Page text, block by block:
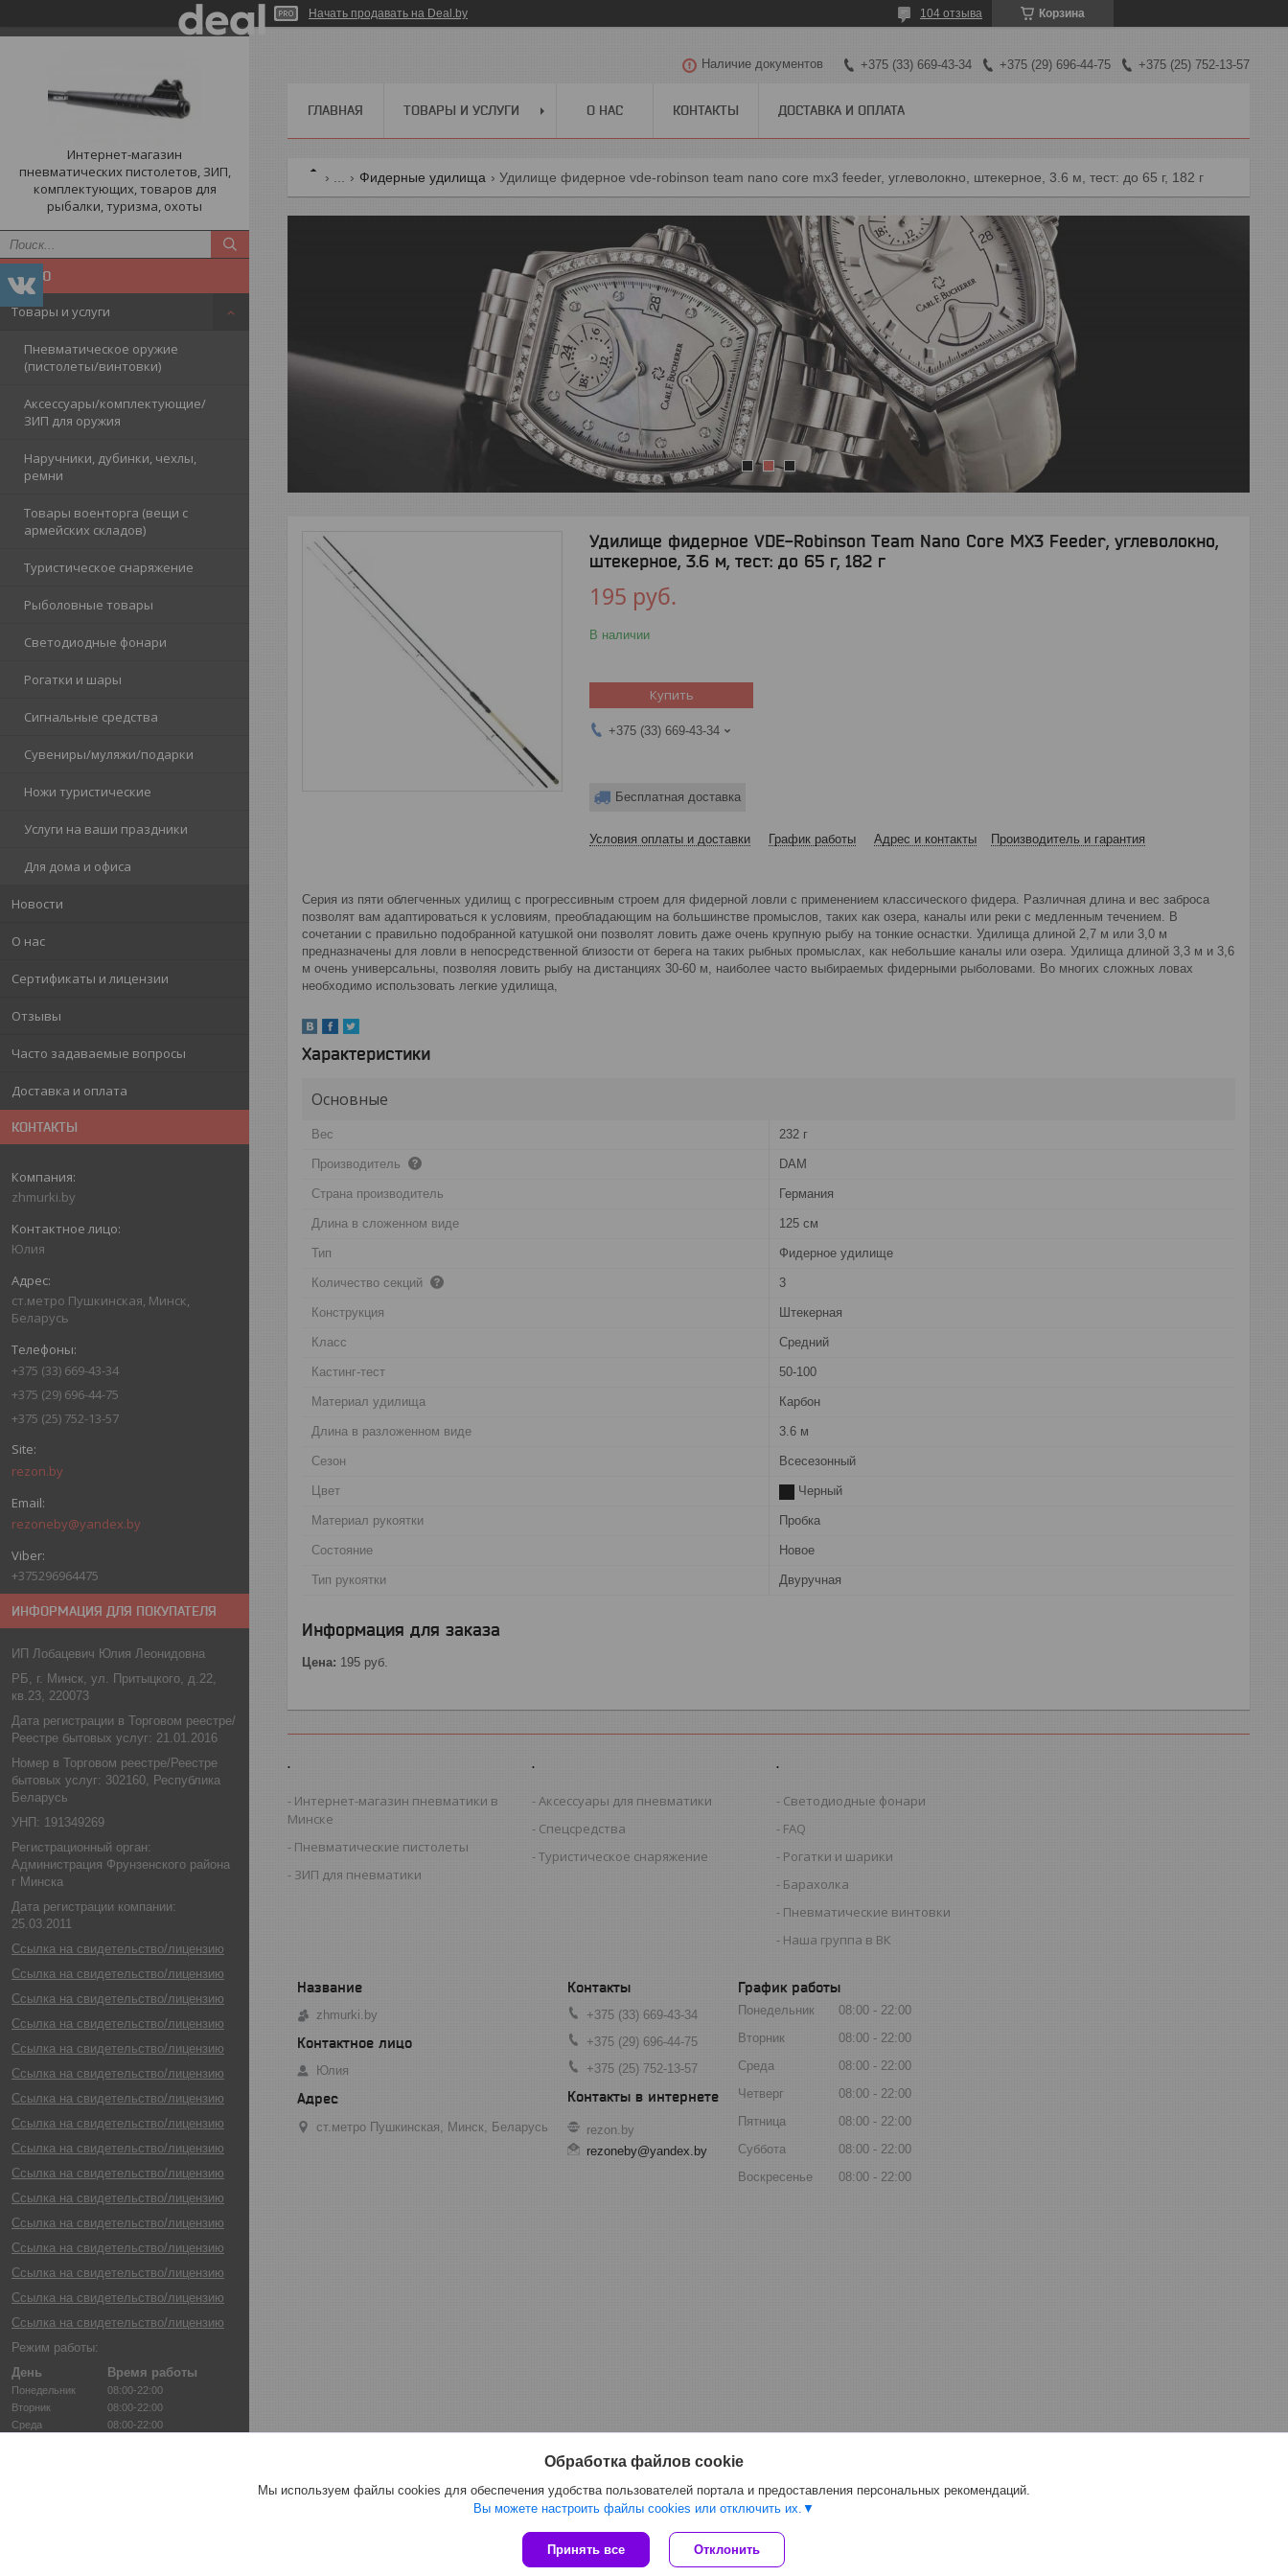
Начать продавать на Deal.by Корзина
104 отзыва
Интернет-магазин
пневматических пистолетов, ЗИП,
комплектующих, товаров для
рыбалки, туризма, охоты
Товары и услуги
Пневматическое оружие
(пистолеты/винтовки)
Аксессуары/комплектующие/
ЗИП для оружия
Наручники, дубинки, чехлы,
ремни
Товары военторга (вещи с
армейских складов)
Туристическое снаряжение
Рыболовные товары
Светодиодные фонари
Рогатки и шары
Сигнальные средства
Сувениры/муляжи/подарки
Ножи туристические
Услуги на ваши праздники
Для дома и офиса
Новости
О нас
Сертификаты и лицензии
Отзывы
Часто задаваемые вопросы
Доставка и оплата
КОНТАКТЫ
zhmurki.by
Юлия
ст.метро Пушкинская, Минск,
Беларусь
+375 (33) 669-43-34
+375 (29) 696-44-75
+375 (25) 752-13-57
rezon.by
rezoneby@yandex.by
+375296964475
ИНФОРМАЦИЯ ДЛЯ ПОКУПАТЕЛЯ
ИП Лобацевич Юлия Леонидовна
РБ, г. Минск, ул. Притыцкого, д.22,
кв.23, 220073
Дата регистрации в Торговом реестре/
Реестре бытовых услуг: 21.01.2016
Номер в Торговом реестре/Реестре
бытовых услуг: 302160, Республика
Беларусь
УНП: 191349269
Регистрационный орган:
Администрация Фрунзенского района
г Минска
Дата регистрации компании:
25.03.2011
Ссылка на свидетельство/лицензию
Ссылка на свидетельство/лицензию
Ссылка на свидетельство/лицензию
Ссылка на свидетельство/лицензию
Ссылка на свидетельство/лицензию
Ссылка на свидетельство/лицензию
Ссылка на свидетельство/лицензию
Ссылка на свидетельство/лицензию
Ссылка на свидетельство/лицензию
Ссылка на свидетельство/лицензию
Ссылка на свидетельство/лицензию
Ссылка на свидетельство/лицензию
Ссылка на свидетельство/лицензию
Ссылка на свидетельство/лицензию
Ссылка на свидетельство/лицензию
Ссылка на свидетельство/лицензию
Режим работы:
День
Время работы
Понедельник
08:00-22:00
Вторник
08:00-22:00
Среда
08:00-22:00
Наличие документов +375 (33) 669-43-34 +375 (29) 696-44-75 +375 (25) 752-13-57
ГЛАВНАЯ ТОВАРЫ И УСЛУГИ О НАС КОНТАКТЫ ДОСТАВКА И ОПЛАТА
Фидерные удилища Удилище фидерное vde-robinson team nano core mx3 feeder, углеволокно, штекерное, 3.6 м, тест: до 65 г, 182 г
Удилище фидерное VDE-Robinson Team Nano Core MX3 Feeder, углеволокно,
штекерное, 3.6 м, тест: до 65 г, 182 г
195 руб.
В наличии
Купить
+375 (33) 669-43-34
Бесплатная доставка
Условия оплаты и доставки График работы Адрес и контакты Производитель и гарантия
Серия из пяти облегченных удилищ с прогрессивным строем для фидерной ловли с применением классического фидера. Различная длина и вес заброса
позволят вам адаптироваться к условиям, преобладающим на большинстве промыслов, таких как озера, каналы или реки с медленным течением. В
сочетании с правильно подобранной катушкой они позволят ловить даже очень крупную рыбу на тонкие оснастки. Удилища длиной 2,7 м или 3,0 м
предназначены для ловли в непосредственной близости от берега на таких рыбных промыслах, как небольшие каналы или озера. Удилища длиной 3,3 м и 3,6
м очень универсальны, позволяя ловить рыбу на дистанциях 30-60 м, наиболее часто выбираемых фидерными рыболовами. Во многих сложных ловах
необходимо использовать легкие удилища,
Характеристики
Основные
Вес 232 г
Производитель DAM
Страна производитель Германия
Длина в сложенном виде 125 см
Тип Фидерное удилище
Количество секций 3
Конструкция Штекерная
Класс Cредний
Кастинг-тест 50-100
Материал удилища Карбон
Длина в разложенном виде 3.6 м
Сезон Всесезонный
Цвет Черный
Материал рукоятки Пробка
Состояние Новое
Тип рукоятки Двуручная
Информация для заказа
Цена: 195 руб.
.
Интернет-магазин пневматики в
Минске
Пневматические пистолеты
ЗИП для пневматики
.
Аксессуары для пневматики
Спецсредства
Туристическое снаряжение
.
Светодиодные фонари
FAQ
Рогатки и шарики
Барахолка
Пневматические винтовки
Наша группа в ВК
zhmurki.by
Юлия
ст.метро Пушкинская, Минск, Беларусь
+375 (33) 669-43-34
+375 (29) 696-44-75
+375 (25) 752-13-57
rezon.by
rezoneby@yandex.by
График работы
Понедельник 08:00
22:00
Вторник
08:00
22:00
Среда
08:00
22:00
Четверг
08:00
22:00
Пятница
08:00
22:00
Суббота
08:00
22:00
Воскресенье
08:00 22:00
Сайт создан на платформе Deal.by
Политика обработки файлов cookies
Обработка файлов cookie
Мы используем файлы cookies для обеспечения удобства пользователей портала и предоставления персональных рекомендаций.
Вы можете настроить файлы cookies или отключить их.
Принять все Отклонить